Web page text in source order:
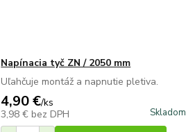
Napínacia tyč ZN / 2050 mm
Uľahčuje montáž a napnutie pletiva.
4,90 €/ks
3,98 € bez DPH Skladom